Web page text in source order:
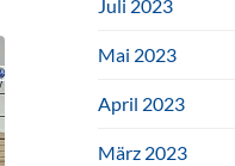
Juli 2023
Mai 2023
April 2023
März 2023